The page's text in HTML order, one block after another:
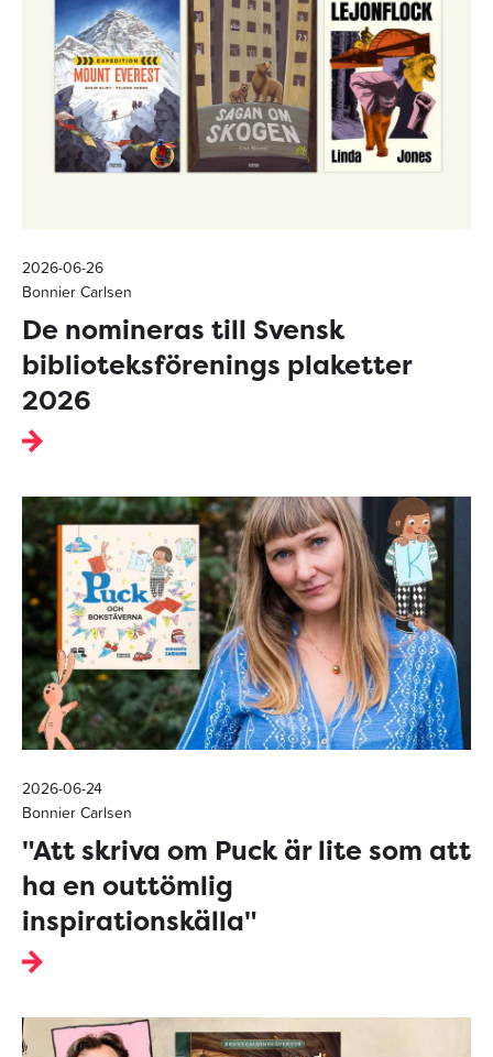
2026-06-26
Bonnier Carlsen
De nomineras till Svensk
biblioteksförenings plaketter
2026
2026-06-24
Bonnier Carlsen
"Att skriva om Puck är lite som att
ha en outtömlig
inspirationskälla"